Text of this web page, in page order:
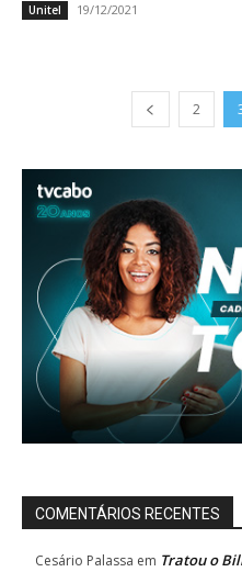
Unitel 19/12/2021
2
COMENTÁRIOS RECENTES
Cesário Palassa em Tratou o